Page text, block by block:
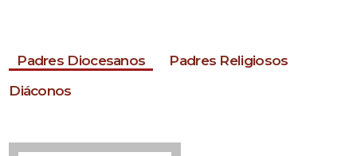
Padres Diocesanos
Padres Religiosos
Diáconos